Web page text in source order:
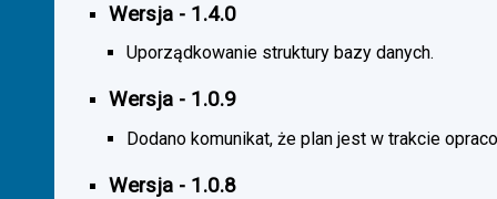
Wersja - 1.4.0
Uporządkowanie struktury bazy danych.
Wersja - 1.0.9
Dodano komunikat, że plan jest w trakcie
Wersja - 1.0.8